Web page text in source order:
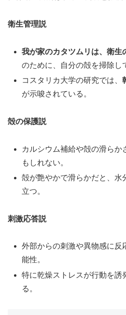
衛生管理説
我が家のカタツムリは、衛生
のために、自分の殻を掃除し
コスタリカ大学の研究では、
が示唆されている。
殻の保護説
カルシウム補給や殻の滑らか
もしれない。
殻が艶やかで滑らかだと、水
立つ。
刺激応答説
外部からの刺激や異物感に反
能性。
特に乾燥ストレスが行動を誘
る。